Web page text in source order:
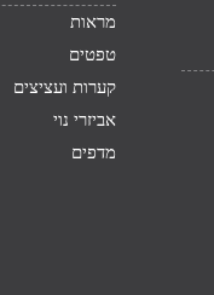
מראות
טפטים
קערות ועציצים
אביזרי נוי
מדפים